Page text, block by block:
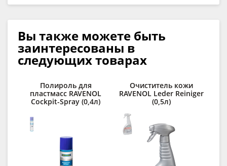
Вы также можете быть
заинтересованы в
следующих товарах
Полироль для
пластмасс RAVENOL
Cockpit-Spray (0,4л)
Очиститель кожи
RAVENOL Leder Reiniger
(0,5л)